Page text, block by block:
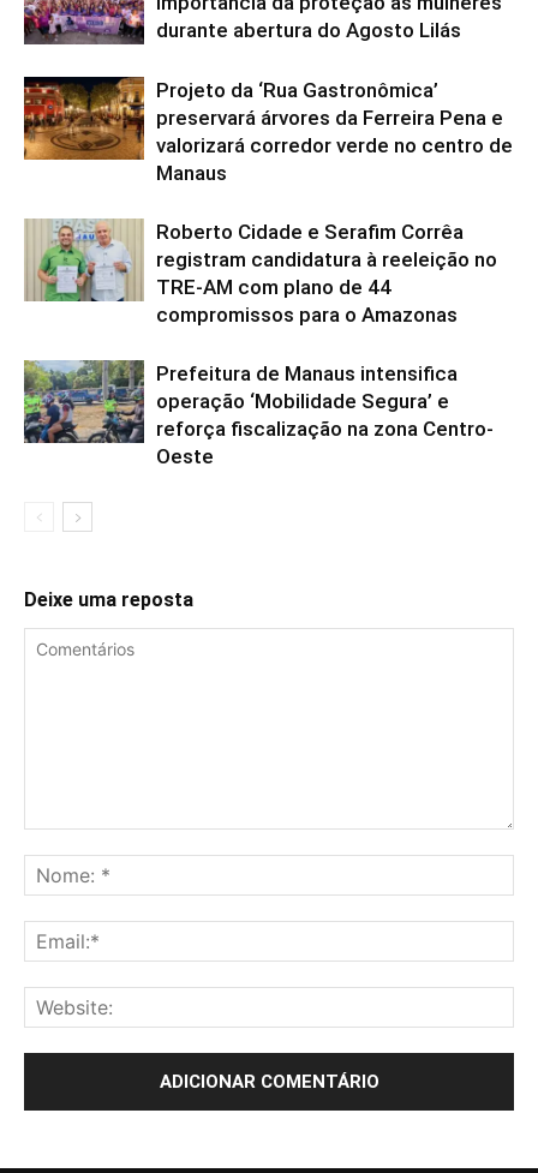
durante abertura do Agosto Lilás
Projeto da ‘Rua Gastronômica’
preservará árvores da Ferreira Pena e
valorizará corredor verde no centro de
Manaus
Roberto Cidade e Serafim Corrêa
registram candidatura à reeleição no
TRE-AM com plano de 44
compromissos para o Amazonas
Prefeitura de Manaus intensifica
operação ‘Mobilidade Segura’ e
reforça fiscalização na zona Centro-
Oeste
Deixe uma reposta